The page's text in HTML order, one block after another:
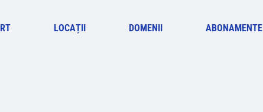
LOCAȚII DOMENII ABONAMENTE